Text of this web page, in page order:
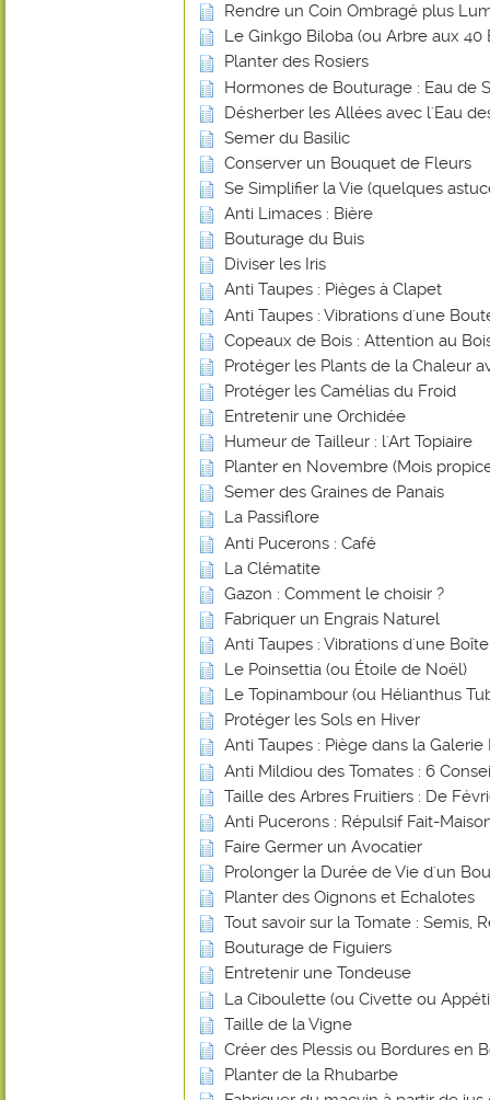
Rendre un Coin Ombragé plus
Le Ginkgo Biloba (ou Arbre aux 40
Planter des Rosiers
Hormones de Bouturage : Eau de
Désherber les Allées avec l'Eau
Semer du Basilic
Conserver un Bouquet de Fleurs
Se Simplifier la Vie (quelques
Anti Limaces : Bière
Bouturage du Buis
Diviser les Iris
Anti Taupes : Pièges à Clapet
Anti Taupes : Vibrations d'une
Copeaux de Bois : Attention au
Protéger les Plants de la Chaleur
Protéger les Camélias du Froid
Entretenir une Orchidée
Humeur de Tailleur : l'Art Topiaire
Planter en Novembre (Mois
Semer des Graines de Panais
La Passiflore
Anti Pucerons : Café
La Clématite
Gazon : Comment le choisir ?
Fabriquer un Engrais Naturel
Anti Taupes : Vibrations d'une
Le Poinsettia (ou Étoile de Noël)
Le Topinambour (ou Hélianthus
Protéger les Sols en Hiver
Anti Taupes : Piège dans la Galerie
Anti Mildiou des Tomates : 6
Taille des Arbres Fruitiers : De
Anti Pucerons : Répulsif Fait-
Faire Germer un Avocatier
Prolonger la Durée de Vie d'un
Planter des Oignons et Echalotes
Tout savoir sur la Tomate : Semis,
Bouturage de Figuiers
Entretenir une Tondeuse
La Ciboulette (ou Civette ou
Taille de la Vigne
Créer des Plessis ou Bordures en
Planter de la Rhubarbe